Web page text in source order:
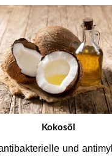
Kokosöl
und